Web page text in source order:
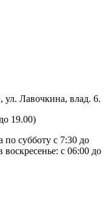
ул. Лавочкина, влад. 6.
19.00)
по субботу с 7:30 до
с 06:00 до